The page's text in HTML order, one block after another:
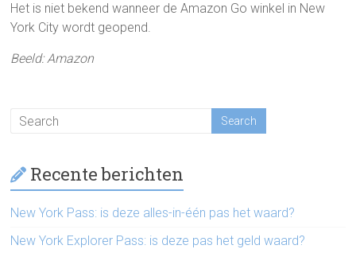
Het is niet bekend wanneer de Amazon Go winkel in New
York City wordt geopend.
Beeld: Amazon
Recente berichten
New York Pass: is deze alles-in-één pas het waard?
New York Explorer Pass: is deze pas het geld waard?